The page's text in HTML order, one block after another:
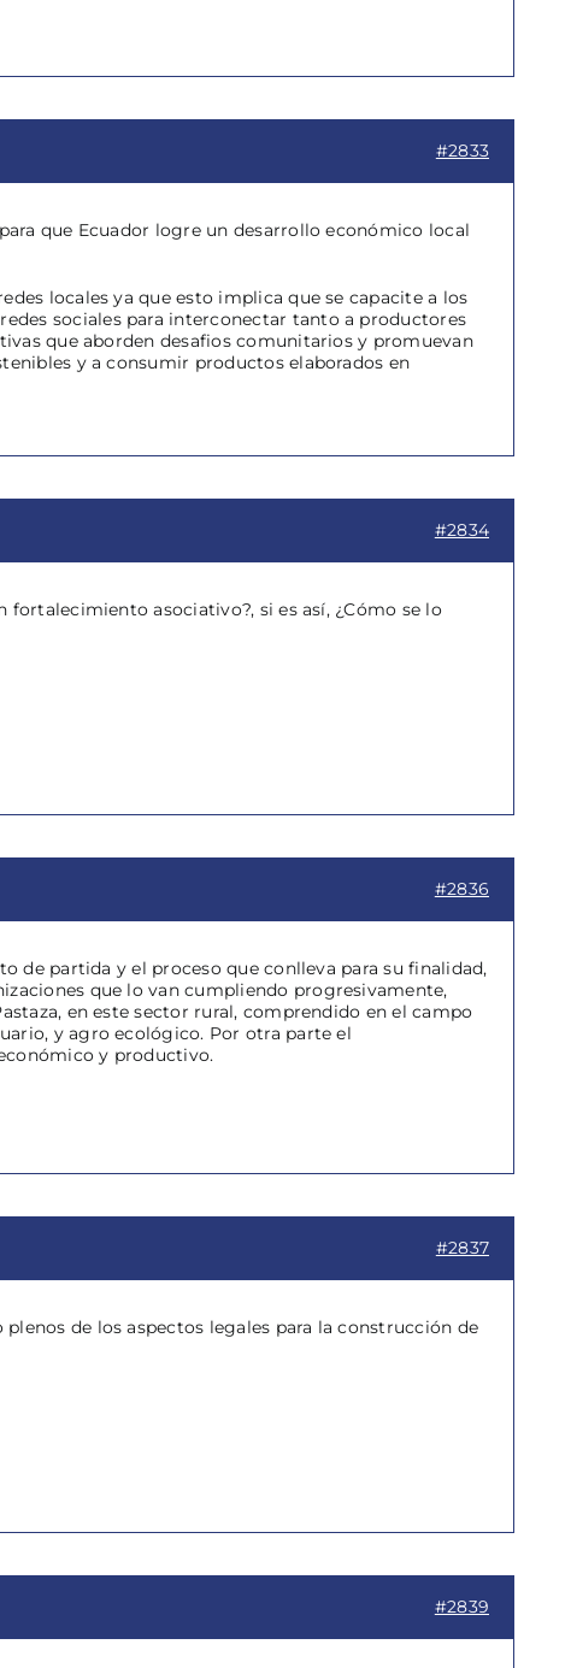
#2833
que Ecuador logre un desarrollo económico local
locales ya que esto implica que se capacite a los
sociales para interconectar tanto a productores
que aborden desafios comunitarios y promuevan
y a consumir productos elaborados en
#2834
asociativo?, si es así, ¿Cómo se lo
#2836
de partida y el proceso que conlleva para su finalidad,
que lo van cumpliendo progresivamente,
en este sector rural, comprendido en el campo
y agro ecológico. Por otra parte el
y productivo.
#2837
de los aspectos legales para la construcción de
#2839